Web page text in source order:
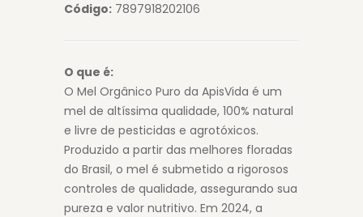
Código: 7897918202106
O que é:
O Mel Orgânico Puro da ApisVida é um
mel de altíssima qualidade, 100% natural
e livre de pesticidas e agrotóxicos.
Produzido a partir das melhores floradas
do Brasil, o mel é submetido a rigorosos
controles de qualidade, assegurando sua
pureza e valor nutritivo. Em 2024, a